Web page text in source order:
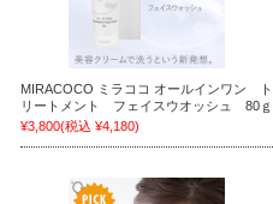
MIRACOCO ミラココ オールインワン ト
リートメント フェイスウオッシュ 80ｇ
¥3,800(税込 ¥4,180)